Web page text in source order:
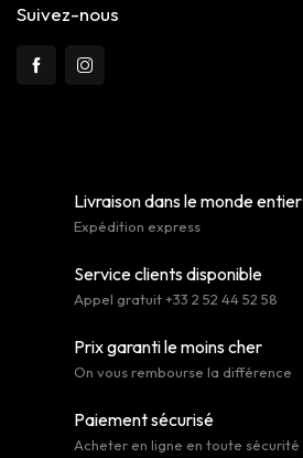
Suivez-nous
Livraison dans le monde entier
Expédition express
Service clients disponible
Appel gratuit +33 2 52 44 52 58
Prix garanti le moins cher
On vous rembourse la différence
Paiement sécurisé
Acheter en ligne en toute sécurité